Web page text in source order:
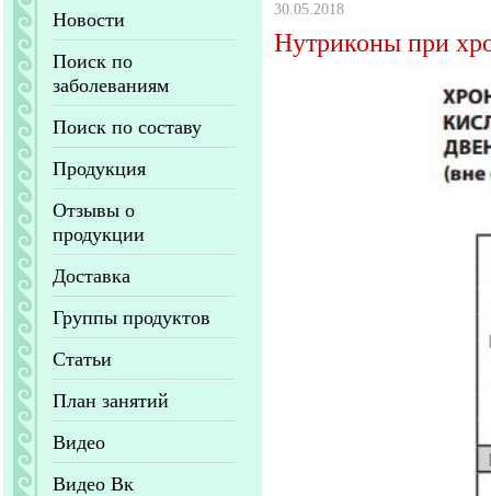
Новости
Поиск по
заболеваниям
Поиск по составу
Продукция
Отзывы о
продукции
Доставка
Группы продуктов
Статьи
План занятий
Видео
Видео Вк
30.05.2018
Нутриконы при